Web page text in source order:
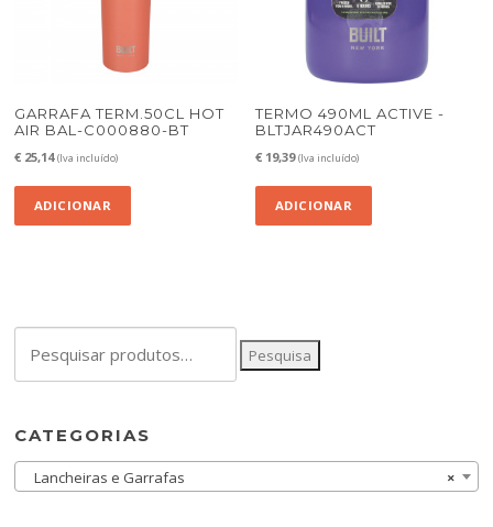
GARRAFA TERM.50CL HOT
AIR BAL-C000880-BT
€ 25,14 (Iva incluído)
ADICIONAR
TERMO 490ML ACTIVE -
BLTJAR490ACT
€ 19,39 (Iva incluído)
ADICIONAR
por:
Pesquisa
CATEGORIAS
×
Lancheiras e Garrafas